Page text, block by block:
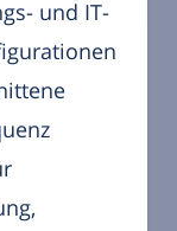
und IT-